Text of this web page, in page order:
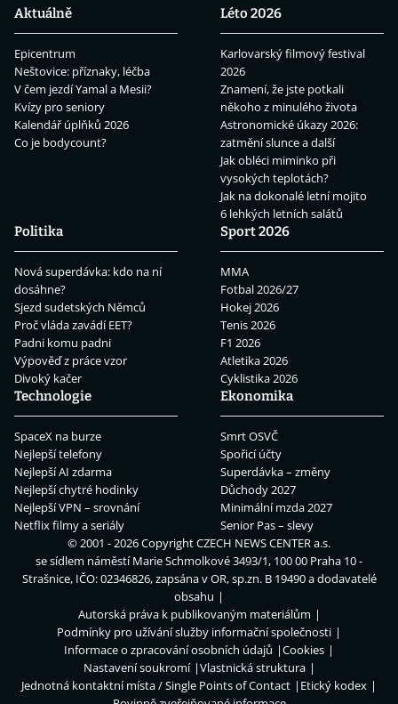
Aktuálně
Epicentrum
Neštovice: příznaky, léčba
V čem jezdí Yamal a Mesii?
Kvízy pro seniory
Kalendář úplňků 2026
Co je bodycount?
Léto 2026
Karlovarský filmový festival
2026
Znamení, že jste potkali
někoho z minulého života
Astronomické úkazy 2026:
zatmění slunce a další
Jak obléci miminko při
vysokých teplotách?
Jak na dokonalé letní mojito
6 lehkých letních salátů
Politika
Nová superdávka: kdo na ní
dosáhne?
Sjezd sudetských Němců
Proč vláda zavádí EET?
Padni komu padni
Výpověď z práce vzor
Divoký kačer
Sport 2026
MMA
Fotbal 2026/27
Hokej 2026
Tenis 2026
F1 2026
Atletika 2026
Cyklistika 2026
Technologie
SpaceX na burze
Nejlepší telefony
Nejlepší AI zdarma
Nejlepší chytré hodinky
Nejlepší VPN – srovnání
Netflix filmy a seriály
Ekonomika
Smrt OSVČ
Spořicí účty
Superdávka – změny
Důchody 2027
Minimální mzda 2027
Senior Pas – slevy
© 2001 - 2026 CopyrightCZECH NEWS CENTER a.s.
se sídlem náměstí Marie Schmolkové 3493/1, 100 00 Praha 10 -
Strašnice, IČO: 02346826, zapsána v OR, sp.zn. B 19490 a dodavatelé
obsahu
Autorská práva k publikovaným materiálům
Podmínky pro užívání služby informační společnosti
Informace o zpracování osobních údajů
Cookies
Nastavení soukromí
Vlastnická struktura
Jednotná kontaktní místa / Single Points of Contact
Etický kodex